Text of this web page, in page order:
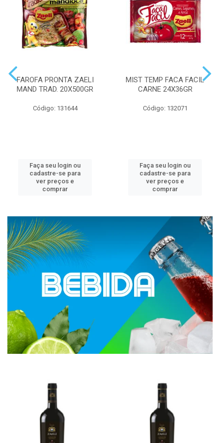
FAROFA PRONTA ZAELI
MAND TRAD. 20X500GR
Código: 131644
Faça seu login ou
cadastre-se para
ver preços e
comprar
MIST TEMP FACA FACIL
CARNE 24X36GR
Código: 132071
Faça seu login ou
cadastre-se para
ver preços e
comprar